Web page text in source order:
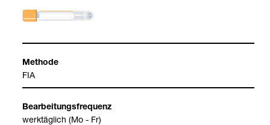
Methode
FIA
Bear­bei­tungs­fre­quenz
werk­täg­lich (Mo - Fr)